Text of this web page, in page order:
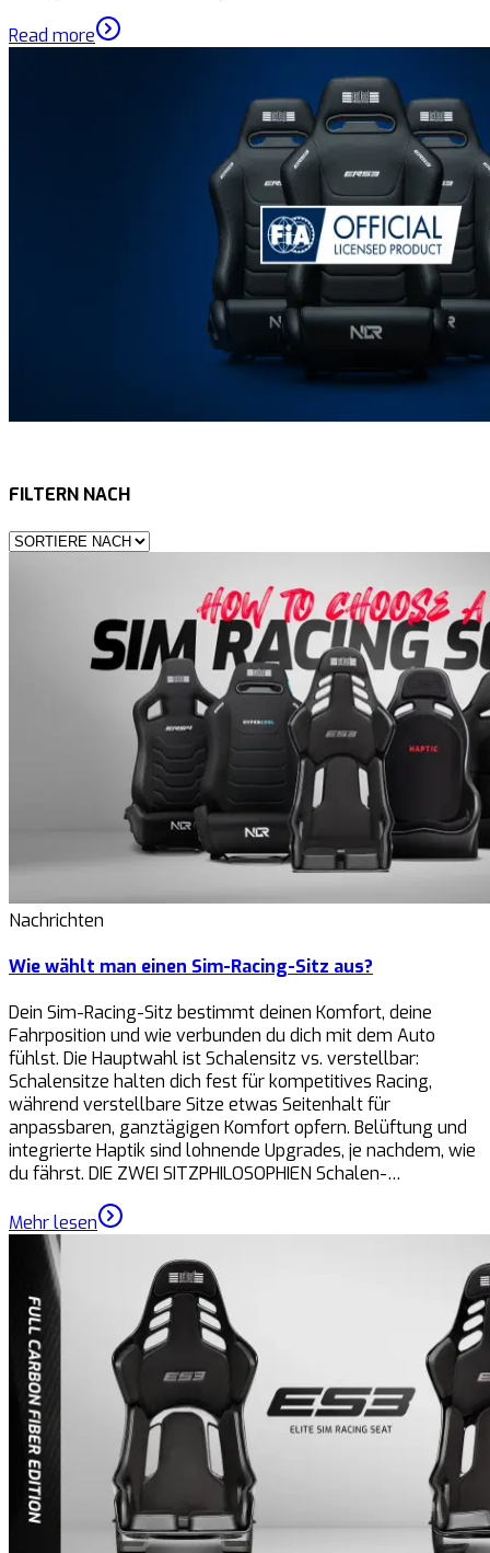
Read more
FILTERN NACH
Nachrichten
Wie wählt man einen Sim-Racing-Sitz aus?
Dein Sim-Racing-Sitz bestimmt deinen Komfort, deine
Fahrposition und wie verbunden du dich mit dem Auto
fühlst. Die Hauptwahl ist Schalensitz vs. verstellbar:
Schalensitze halten dich fest für kompetitives Racing,
während verstellbare Sitze etwas Seitenhalt für
anpassbaren, ganztägigen Komfort opfern. Belüftung und
integrierte Haptik sind lohnende Upgrades, je nachdem, wie
du fährst. DIE ZWEI SITZPHILOSOPHIEN Schalen-…
Mehr lesen